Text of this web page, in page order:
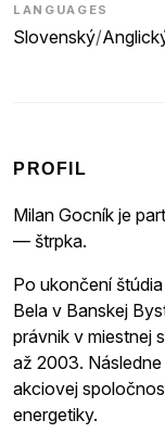
LANGUAGES
Slovenský/
PROFIL
Milan Gocník je
— štrpka.
Po ukončení
Bela v Banskej
právnik v miestnej
až 2003.
akciovej
energetiky.